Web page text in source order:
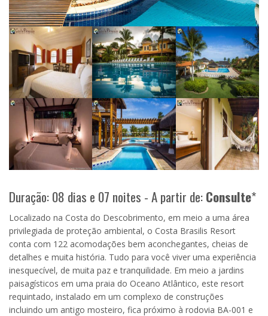
Duração: 08 dias e 07 noites - A partir de:Consulte*
Localizado na Costa do Descobrimento, em meio a uma área
privilegiada de proteção ambiental, o Costa Brasilis Resort
conta com 122 acomodações bem aconchegantes, cheias de
detalhes e muita história. Tudo para você viver uma experiência
inesquecível, de muita paz e tranquilidade. Em meio a jardins
paisagísticos em uma praia do Oceano Atlântico, este resort
requintado, instalado em um complexo de construções
incluindo um antigo mosteiro, fica próximo à rodovia BA-001 e